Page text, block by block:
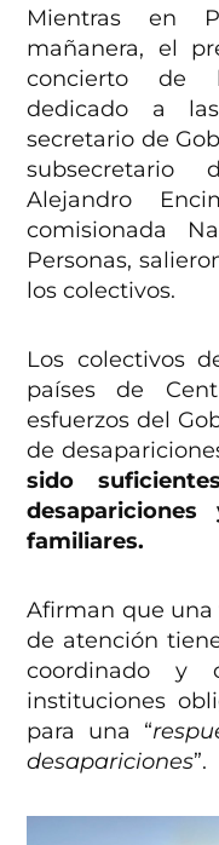
Mientras en
mañanera, el
concierto de
dedicado a
secretario de
subsecretario
Alejandro
comisionada
Personas,
los colectivos.
Los colectivos
países de
esfuerzos del
de
sido
familiares.
Afirman que una
de atención
coordinado y
instituciones
para una “
desapariciones”.